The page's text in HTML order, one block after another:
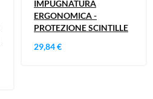
IMPUGNATURA
ERGONOMICA -
PROTEZIONE SCINTILLE
29,84 €